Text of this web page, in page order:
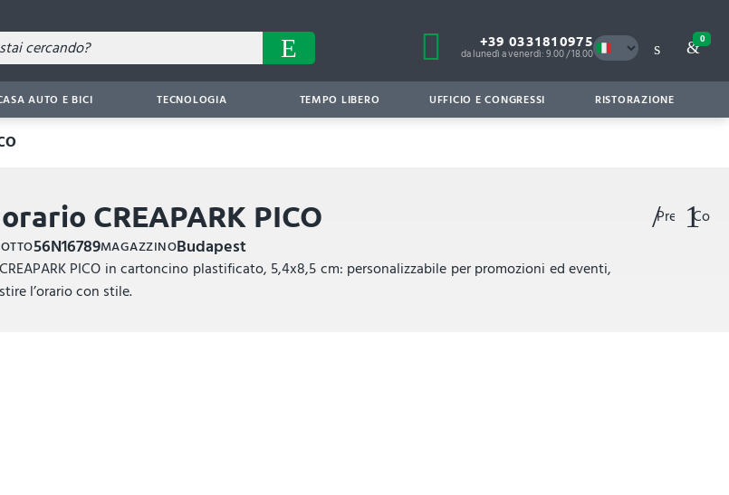
+39 0331810975
da lunedì a venerdì: 9.00 / 18.00
0
AUTO E BICI TECNOLOGIA TEMPO LIBERO UFFICIO E CONGRESSI RISTORAZIONE
CREAPARK PICO
56N16789MAGAZZINOBudapest
PICO in cartoncino plastificato, 5,4x8,5 cm: personalizzabile per promozioni ed eventi,
l’orario con stile.
Preferiti